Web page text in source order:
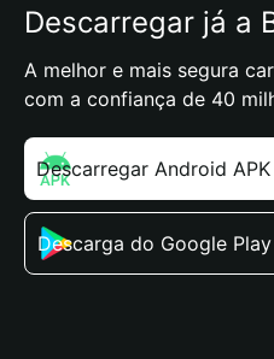
Descarregar já a
A melhor e mais segura
com a confiança de 40
Descarregar Android APK
Descarga do Google Play